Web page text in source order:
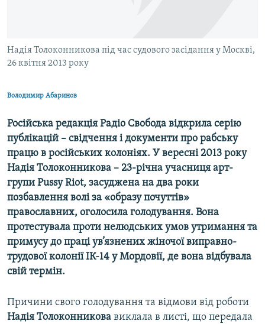
УКРАЇНСЬКА ПРОБЛЕМА КРИМУ
Усі сайти RFE/RL
Надія Толоконникова під час судового засідання у Москві,
26 квітня 2013 року
Володимир Абаринов
Російська редакція Радіо Свобода відкрила серію
публікацій – свідчення і документи про рабську
працю в російських колоніях. У вересні 2013 року
Надія Толоконникова – 23-річна учасниця арт-
групи Pussy Riot, засуджена на два роки
позбавлення волі за «образу почуттів»
православних, оголосила голодування. Вона
протестувала проти нелюдських умов утримання та
примусу до праці ув’язнених жіночої виправно-
трудової колонії ІК-14 у Мордовії, де вона відбувала
свій термін.
Причини свого голодування та відмови від роботи
Надія Толоконникова виклала в листі, що передала